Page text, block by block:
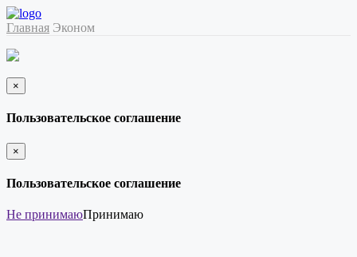
Главная Эконом
×
закрыть
Пользовательское соглашение
×
закрыть
Пользовательское соглашение
Не принимаюПринимаю